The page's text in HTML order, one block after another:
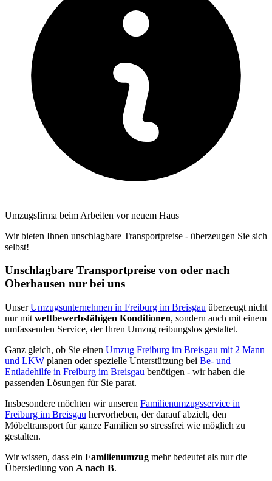
Umzugsfirma beim Arbeiten vor neuem Haus
Wir bieten Ihnen unschlagbare Transportpreise - überzeugen Sie sich
selbst!
Unschlagbare Transportpreise von oder nach
Oberhausen nur bei uns
UnserUmzugsunternehmen in Freiburg im Breisgau überzeugt nicht
nur mit wettbewerbsfähigen Konditionen, sondern auch mit einem
umfassenden Service, der Ihren Umzug reibungslos gestaltet.
Ganz gleich, ob Sie einen Umzug Freiburg im Breisgau mit 2 Mann
und LKW planen oder spezielle Unterstützung bei Be- und
Entladehilfe in Freiburg im Breisgau benötigen - wir haben die
passenden Lösungen für Sie parat.
Insbesondere möchten wir unseren Familienumzugsservice in
Freiburg im Breisgau hervorheben, der darauf abzielt, den
Möbeltransport für ganze Familien so stressfrei wie möglich zu
gestalten.
Wir wissen, dass ein Familienumzug mehr bedeutet als nur die
Übersiedlung von A nach B.